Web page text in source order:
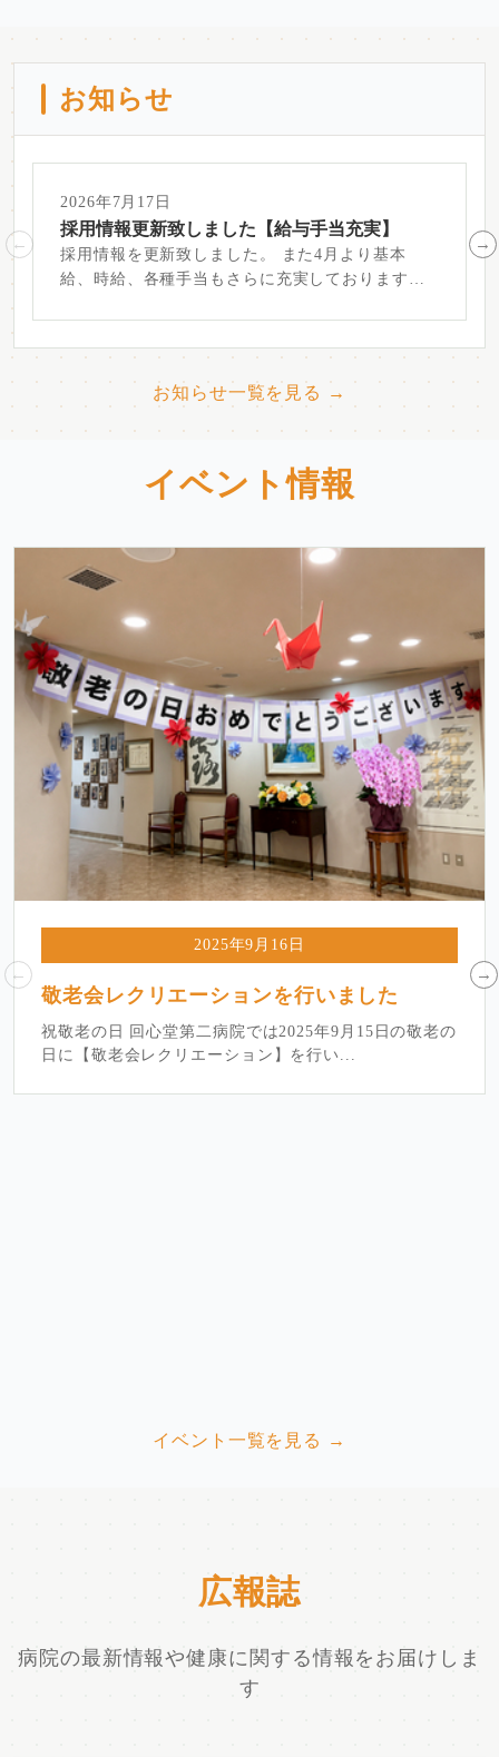
お知らせ
2026年7月17日
採用情報更新致しました【給与手当充実】
採用情報を更新致しました。 また4月より基本
給、時給、各種手当もさらに充実しております。
お知らせ一覧を見る →
イベント情報
2025年9月16日
敬老会レクリエーションを行いました
祝敬老の日 回心堂第二病院では2025年9月15日の敬老の
日に【敬老会レクリエーション】を行い...
イベント一覧を見る →
広報誌
病院の最新情報や健康に関する情報をお届けしま
す